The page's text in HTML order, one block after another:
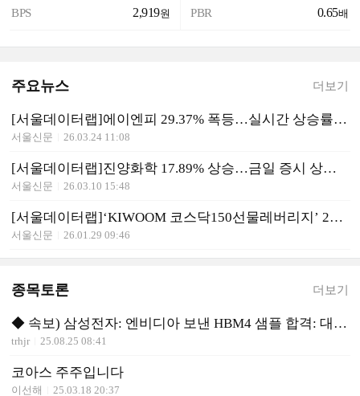
BPS 2,919원 PBR 0.65배
주요뉴스 더보기
[서울데이터랩]에이엔피 29.37% 폭등…실시간 상승률 1위
서울신문 26.03.24 11:08
[서울데이터랩]진양화학 17.89% 상승…금일 증시 상승률 1위로 마감
서울신문 26.03.10 15:48
[서울데이터랩]‘KIWOOM 코스닥150선물레버리지’ 29.18% 폭등…실시간 상승률 1위
서울신문 26.01.29 09:46
종목토론 더보기
◆ 속보) 삼성전자: 엔비디아 보낸 HBM4 샘플 합격: 대박호재
trhjr 25.08.25 08:41
코아스 주주입니다
이선해 25.03.18 20:37